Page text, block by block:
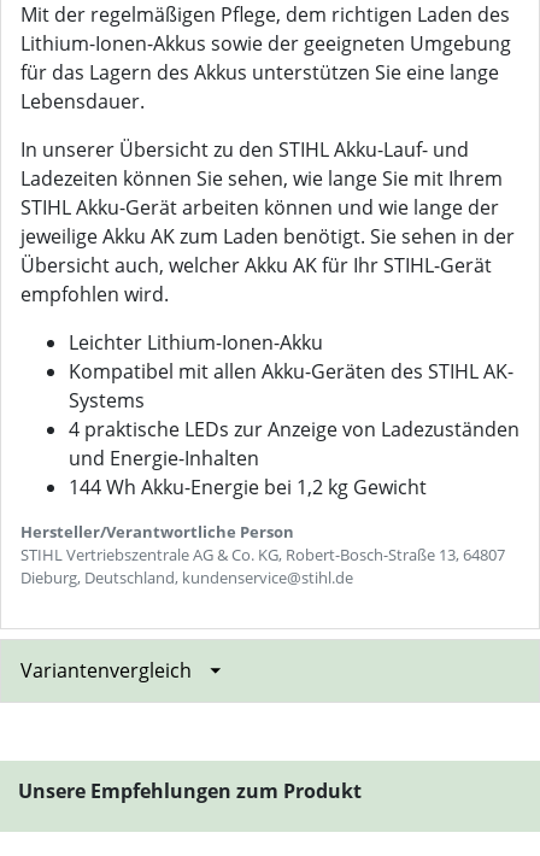
Mit der regelmäßigen Pflege, dem richtigen Laden des
Lithium-Ionen-Akkus sowie der geeigneten Umgebung
für das Lagern des Akkus unterstützen Sie eine lange
Lebensdauer.
In unserer Übersicht zu den STIHL Akku-Lauf- und
Ladezeiten können Sie sehen, wie lange Sie mit Ihrem
STIHL Akku-Gerät arbeiten können und wie lange der
jeweilige Akku AK zum Laden benötigt. Sie sehen in der
Übersicht auch, welcher Akku AK für Ihr STIHL-Gerät
empfohlen wird.
Leichter Lithium-Ionen-Akku
Kompatibel mit allen Akku-Geräten des STIHL AK-
Systems
4 praktische LEDs zur Anzeige von Ladezuständen
und Energie-Inhalten
144 Wh Akku-Energie bei 1,2 kg Gewicht
Hersteller/Verantwortliche Person
STIHL Vertriebszentrale AG & Co. KG, Robert-Bosch-Straße 13, 64807
Dieburg, Deutschland, kundenservice@stihl.de
Variantenvergleich
Unsere Empfehlungen zum Produkt